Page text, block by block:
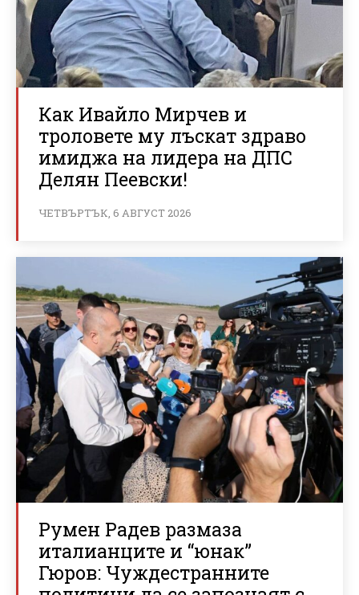
Как Ивайло Мирчев и
троловете му лъскат здраво
имиджа на лидера на ДПС
Делян Пеевски!
ЧЕТВЪРТЪК, 6 АВГУСТ 2026
Румен Радев размаза
италианците и “юнак”
Гюров: Чуждестранните